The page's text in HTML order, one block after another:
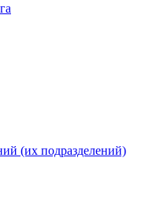
(их подразделений)